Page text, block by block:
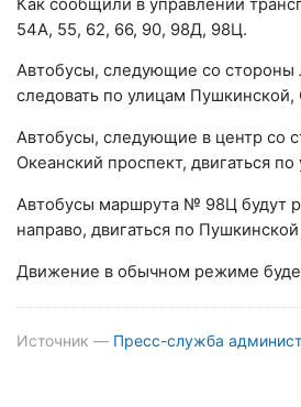
54А, 55, 62, 66, 90, 98Д, 98Ц.
Автобусы, следующие со стороны
следовать по улицам
Автобусы, следующие в центр со
Океанский проспект, двигаться
Автобусы маршрута № 98Ц будут
направо, двигаться по
Движение в обычном режиме
Источник — Пресс-служба